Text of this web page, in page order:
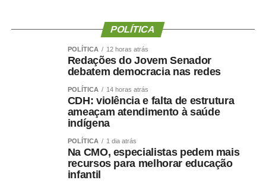
POLÍTICA
POLÍTICA 12 horas atrás
Redações do Jovem Senador
debatem democracia nas redes
POLÍTICA 14 horas atrás
CDH: violência e falta de estrutura
ameaçam atendimento à saúde
indígena
POLÍTICA 1 dia atrás
Na CMO, especialistas pedem mais
recursos para melhorar educação
infantil